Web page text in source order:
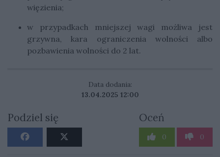
więzienia;
w przypadkach mniejszej wagi możliwa jest
grzywna, kara ograniczenia wolności albo
pozbawienia wolności do 2 lat.
Data dodania:
13.04.2025 12:00
Podziel się Oceń
0 0